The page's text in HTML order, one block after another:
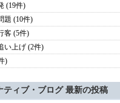
(19件)
題 (10件)
客 (5件)
い上げ (2件)
)
ティブ・ブログ 最新の投稿